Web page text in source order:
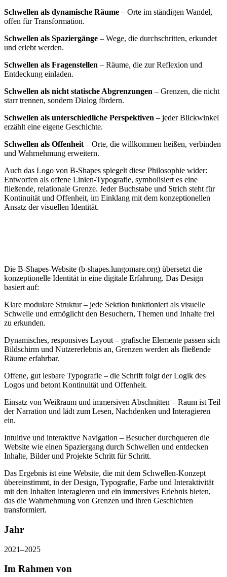
Schwellen als dynamische Räume – Orte im ständigen Wandel,
offen für Transformation.
Schwellen als Spaziergänge – Wege, die durchschritten, erkundet
und erlebt werden.
Schwellen als Fragenstellen – Räume, die zur Reflexion und
Entdeckung einladen.
Schwellen als nicht statische Abgrenzungen – Grenzen, die nicht
starr trennen, sondern Dialog fördern.
Schwellen als unterschiedliche Perspektiven – jeder Blickwinkel
erzählt eine eigene Geschichte.
Schwellen als Offenheit – Orte, die willkommen heißen, verbinden
und Wahrnehmung erweitern.
Auch das Logo von B‑Shapes spiegelt diese Philosophie wider:
Entworfen als offene Linien-Typografie, symbolisiert es eine
fließende, relationale Grenze. Jeder Buchstabe und Strich steht für
Kontinuität und Offenheit, im Einklang mit dem konzeptionellen
Ansatz der visuellen Identität.
Die B‑Shapes-Website (b-shapes.lungomare.org) übersetzt die
konzeptionelle Identität in eine digitale Erfahrung. Das Design
basiert auf:
Klare modulare Struktur – jede Sektion funktioniert als visuelle
Schwelle und ermöglicht den Besuchern, Themen und Inhalte frei
zu erkunden.
Dynamisches, responsives Layout – grafische Elemente passen sich
Bildschirm und Nutzererlebnis an, Grenzen werden als fließende
Räume erfahrbar.
Offene, gut lesbare Typografie – die Schrift folgt der Logik des
Logos und betont Kontinuität und Offenheit.
Einsatz von Weißraum und immersiven Abschnitten – Raum ist Teil
der Narration und lädt zum Lesen, Nachdenken und Interagieren
ein.
Intuitive und interaktive Navigation – Besucher durchqueren die
Website wie einen Spaziergang durch Schwellen und entdecken
Inhalte, Bilder und Projekte Schritt für Schritt.
Das Ergebnis ist eine Website, die mit dem Schwellen-Konzept
übereinstimmt, in der Design, Typografie, Farbe und Interaktivität
mit den Inhalten interagieren und ein immersives Erlebnis bieten,
das die Wahrnehmung von Grenzen und ihren Geschichten
transformiert.
Jahr
2021–2025
Im Rahmen von